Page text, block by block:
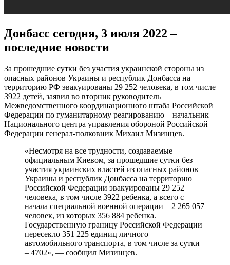
Донбасс сегодня, 3 июля 2022 –
последние новости
За прошедшие сутки без участия украинской стороны из
опасных районов Украины и республик Донбасса на
территорию РФ эвакуированы 29 252 человека, в том числе
3922 детей, заявил во вторник руководитель
Межведомственного координационного штаба Российской
Федерации по гуманитарному реагированию – начальник
Национального центра управления обороной Российской
Федерации генерал-полковник Михаил Мизинцев.
«Несмотря на все трудности, создаваемые
официальным Киевом, за прошедшие сутки без
участия украинских властей из опасных районов
Украины и республик Донбасса на территорию
Российской Федерации эвакуированы 29 252
человека, в том числе 3922 ребенка, а всего с
начала специальной военной операции – 2 265 057
человек, из которых 356 884 ребенка.
Государственную границу Российской Федерации
пересекло 351 225 единиц личного
автомобильного транспорта, в том числе за сутки
– 4702», — сообщил Мизинцев.